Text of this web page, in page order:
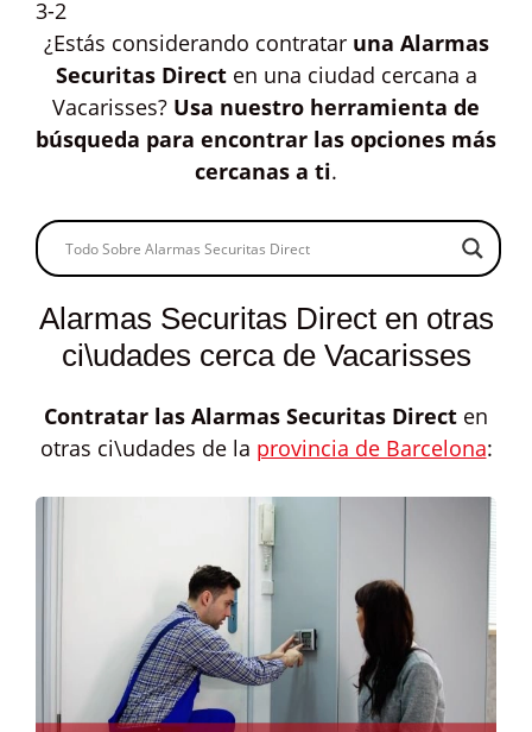
¿Estás considerando contratar una Alarmas
Securitas Directen una ciudad cercana a
Vacarisses? Usa nuestro herramienta de
búsqueda para encontrar las opciones más
cercanas a ti.
Alarmas Securitas Direct en otras
ci\udades cerca de Vacarisses
Contratar las Alarmas Securitas Direct en
otras ci\udades de la provincia de Barcelona: